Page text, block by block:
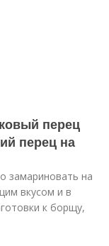
перец
перец на
замариновать на
вкусом и в
к борщу,